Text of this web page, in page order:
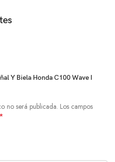
Y Biela Honda C100 Wave I
no será publicada. Los campos
*